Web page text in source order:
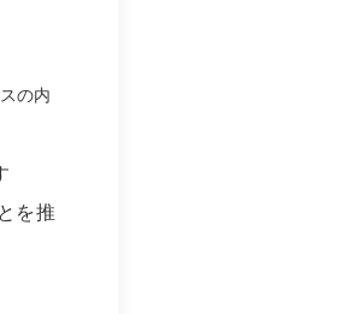
の内
を推